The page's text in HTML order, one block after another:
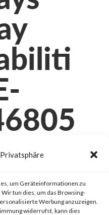
um Geräteinformationen zu
tun dies, um das Browsing-
Werbung anzuzeigen.
widerrufst, kann dies
|0 Kommentare